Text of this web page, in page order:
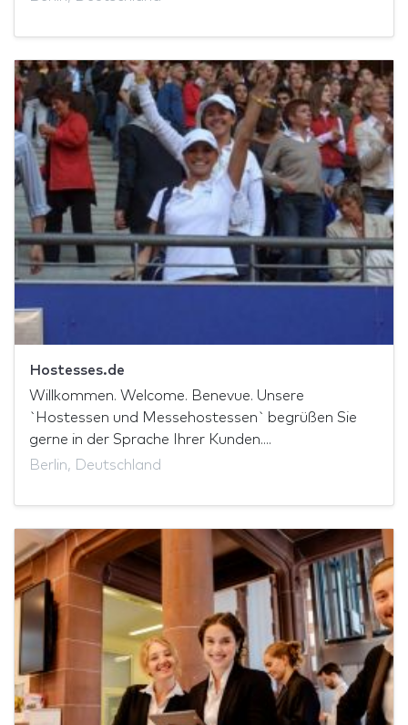
Hostesses.de
Willkommen. Welcome. Benevue. Unsere
`Hostessen und Messehostessen` begrüßen Sie
gerne in der Sprache Ihrer Kunden....
Berlin, Deutschland